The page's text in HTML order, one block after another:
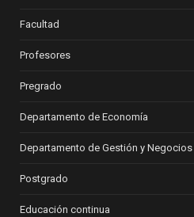
Facultad
Profesores
Pregrado
Departamento de Economía
Departamento de Gestión y Negocios
Postgrado
Educación continua